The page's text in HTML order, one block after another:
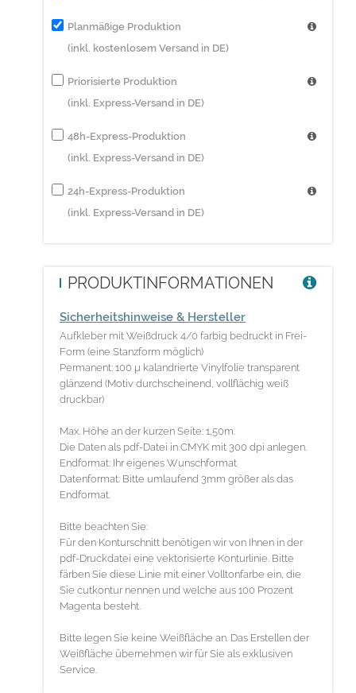
Planmäßige Produktion
(inkl. kostenlosem Versand in DE)
Priorisierte Produktion
(inkl. Express-Versand in DE)
48h-Express-Produktion
(inkl. Express-Versand in DE)
24h-Express-Produktion
(inkl. Express-Versand in DE)
PRODUKTINFORMATIONEN
Sicherheitshinweise & Hersteller
Aufkleber mit Weißdruck 4/0 farbig bedruckt in Frei-
Form (eine Stanzform möglich)
Permanent: 100 µ kalandrierte Vinylfolie transparent
glänzend (Motiv durchscheinend, vollflächig weiß
druckbar)
Max. Höhe an der kurzen Seite: 1,50m.
Die Daten als pdf-Datei in CMYK mit 300 dpi anlegen.
Endformat: Ihr eigenes Wunschformat
Datenformat: Bitte umlaufend 3mm größer als das
Endformat.
Bitte beachten Sie:
Für den Konturschnitt benötigen wir von Ihnen in der
pdf-Druckdatei eine vektorisierte Konturlinie. Bitte
färben Sie diese Linie mit einer Volltonfarbe ein, die
Sie cutkontur nennen und welche aus 100 Prozent
Magenta besteht.
Bitte legen Sie keine Weißfläche an. Das Erstellen der
Weißfläche übernehmen wir für Sie als exklusiven
Service.